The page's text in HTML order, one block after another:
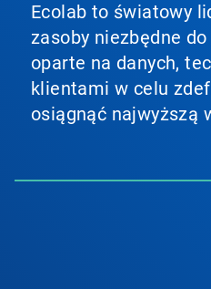
Ecolab to światowy
zasoby niezbędne
oparte na danych,
klientami w celu
osiągnąć najwyższą